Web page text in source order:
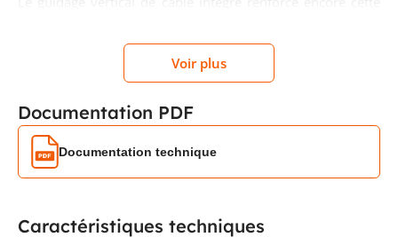
Configuration 19 pouces avant et
arrière avec rails profilés en L
La baie est équipée d’un plan 19 pouces à l’avant et à
l’arrière, ce qui permet d’installer efficacement les
des matériels et accessoires compatibles. Cette
Voir plus
Documentation PDF
Documentation technique
Caractéristiques techniques